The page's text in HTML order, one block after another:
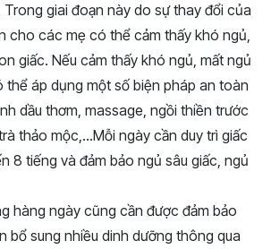
Trong giai đoạn này do sự thay đổi của
cho các mẹ có thể cảm thấy khó ngủ,
giấc. Nếu cảm thấy khó ngủ, mất ngủ
thể áp dụng một số biện pháp an toàn
dầu thơm, massage, ngồi thiền trước
thảo mộc,…Mỗi ngày cần duy trì giấc
8 tiếng và đảm bảo ngủ sâu giấc, ngủ
hàng ngày cũng cần được đảm bảo
bổ sung nhiều dinh dưỡng thông qua